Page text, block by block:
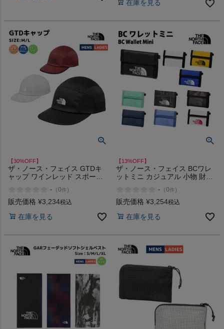
在庫を見る
【30%OFF】
ザ・ノース・フェイス GTDキ
ャップ ワインレッド スポーツ
ップ ランニング 吸汗 速乾 THE
NORTH FACE GTD CAP UV K
- （0件 ）
販売価格 ¥3,234税込
在庫を見る
【13%OFF】
ザ・ノース・フェイス BCワレ
ットミニ カジュアル 小物 財布
Mini SG TB BM BS CB ET RD
VI
- （0件 ）
販売価格 ¥3,254税込
在庫を見る